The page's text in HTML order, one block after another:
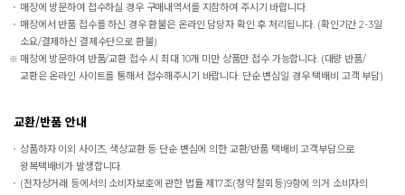
매장에 방문하여 접수하실 경우 구매내역서를 지참하여 주시기 바랍니다.
매장에서 반품 접수를 하신 경우 환불은 온라인 담당자 확인 후 처리됩니다. (확인기간 2-3일
소요/결제하신 결제수단으로 환불)
매장에 방문하여 반품/교환 접수 시 최대 10개 미만 상품만 접수 가능합니다. (대량 반품/
교환은 온라인 사이트를 통해서 접수해주시기 바랍니다. 단순 변심일 경우 택배비 고객 부담)
교환/반품 안내
상품하자 이외 사이즈, 색상교환 등 단순 변심에 의한 교환/반품 택배비 고객부담으로
왕복택배비가 발생합니다.
(전자상거래 등에서의 소비자보호에 관한 법률 제17조(청약 철회등)9항에 의거 소비자의